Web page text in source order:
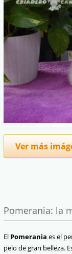
Ver más
Pomerania: la
El Pomerania es el
pelo de gran belleza.